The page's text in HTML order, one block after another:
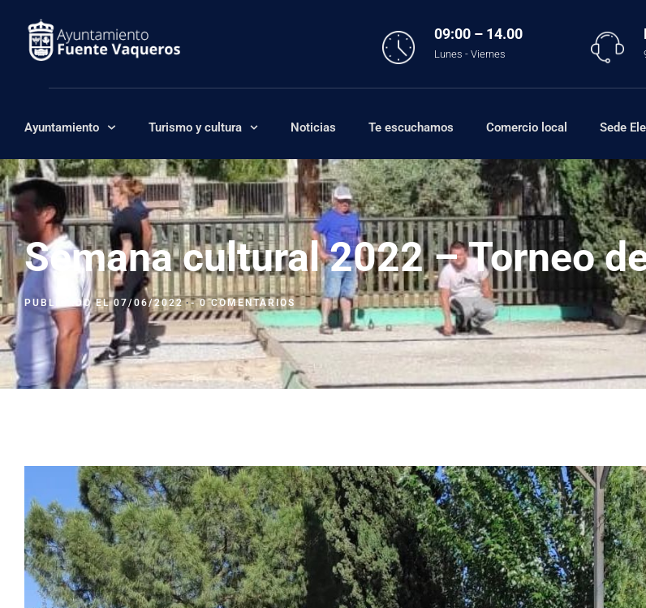
09:00 – 14.00
Lunes - Viernes
Ayuntamiento Turismo y cultura Noticias Te escuchamos Comercio local Sede
Semana cultural 2022 – Torneo
PUBLICADO EL07/06/2022 -0 COMENTARIOS